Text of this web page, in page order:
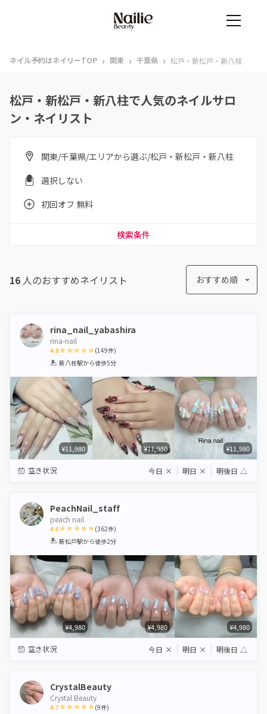
ネイル予約はネイリーTOP › 関東 › 千葉県 › 松戸・新松戸・新八柱
松戸・新松戸・新八柱で人気のネイルサロ
ン・ネイリスト
関東/千葉県/エリアから選ぶ/松戸・新松戸・新八柱
選択しない
初回オフ 無料
検索条件
16 人のおすすめネイリスト おすすめ順
rina_nail_yabashira
rina-nail
4.8
1 2 3 4 5
(149件)
新八柱駅から徒歩5分
¥11,980 ¥11,980 ¥11,980
空き状況 今日 × 明日 × 明後日 △
PeachNail_staff
peach nail
4.6
1 2 3 4 5
(362件)
新松戸駅から徒歩2分
¥4,980 ¥4,980 ¥4,980
空き状況 今日 × 明日 × 明後日 △
CrystalBeauty
Crystal Beauty
4.7 (9件)